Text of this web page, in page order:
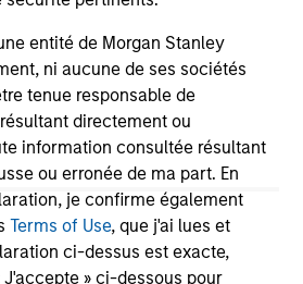
entité de Morgan Stanley
ni aucune de ses sociétés
tenue responsable de
directement ou
information consultée résultant
ou erronée de ma part. En
je confirme également
Terms of Use, que j'ai lues et
ci-dessus est exacte,
» ci-dessous pour
contained herein does
not be construed as an
or an offer to sell or a
to buy any securities in any
offer or solicitation,
be unlawful under the
or other laws of such jurisdiction.
risks, including a loss of principal.
detail page for important
including additional risk